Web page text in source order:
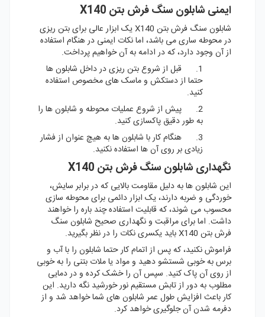
ایمنی شابلون سنگ فرش بتن X140
شابلون سنگ فرش بتن X140 یک ابزار عالی برای بتن ریزی
در محوطه ساری می باشد، اما نکات ایمنی در هنگام استفاده
از آن وجود دارد، که در ادامه به آن خواهیم پرداخت.
1. قبل از شروع بتن ریزی در داخل شابلون ها
حتما از دستکش و ماسک های مخصوص استفاده
کنید.
2. پیش از شروع عملیات محوطه و شابلون ها را
به طور دقیق پاکسازی کنید.
3. هنگام کار با شابلون ها به هیچ عنوان از فشار
زیادی بر روی آن ها استفاده نکنید.
نگهداری شابلون سنگ فرش بتن X140
این شابلون ها به دلیل مقاومت بالایی که در برابر سایش،
خوردگی و ضربه دارند، یک ابزار دائمی برای محوطه سازی
محسوب می شوند، که قابلیت استفاده چند باره را خواهند
داشت. اما برای مراقبت و نگهداری صحیح شابلون سنگ
فرش بتن X140 باید یکسری نکات را در نظر بگیرید.
فراموش نکنید، که پس از اتمام کار حتما شابلون را با آب و
برس به خوبی شستشو دهید و مواد یا ملات بتنی را به خوبی
از روی آن پاک کنید. سپس آن را خشک کرده و در دمایی
مطلوب به دور از تابش مستقیم نور خورشید نگه دارید. این
کار باعث افزایش طول عمر شابلون های شما خواهد شد و از
دفرمه شدن آن جلوگیری خواهد کرد.